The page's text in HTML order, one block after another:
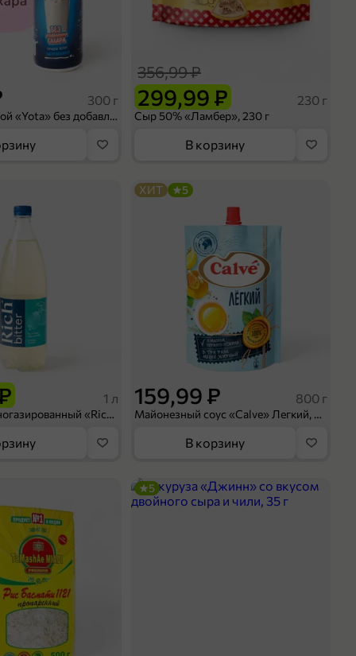
300 г
Йогурт питьевой «Yota» без добавления сахара, 300 г
299,99 ₽
356,99 ₽
230 г
Сыр 50% «Ламбер», 230 г
В корзину
1 л
Напиток сильногазированный «Rich» Биттер Лемон, 1 л
159,99 ₽ 800 г
Майонезный соус «Calve» Легкий, 800 г
ХИТ 5
В корзину
5